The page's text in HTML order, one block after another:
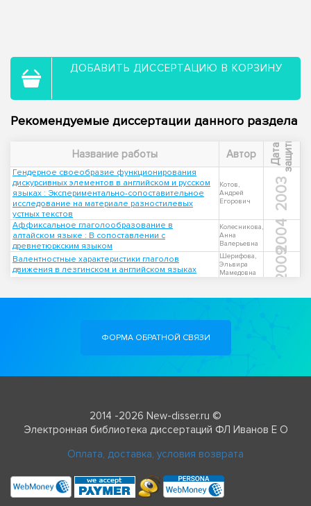
ДОБАВИТЬ ДИССЕРТАЦИЮ В КОРЗИНУ
Рекомендуемые диссертации данного раздела
Название работы Автор Д
а
т
а
з
а
щ
и
т ы
Гендерное своеобразие функционирования
дискурсивных элементов в английском и русском
языках : Экспериментально-сопоставительное
исследование на материале разностилевых
устных текстов
Котов,
Андрей
Егорович
2003
Аффиксальное глаголообразование в
алтайском языке : В сопоставлении с
древнетюркским языком
Колесникова,
Анна
Валерьевна
2004
Валентностные характеристики глаголов
движения в лезгинском и английском языках
Шерифова,
Эльвира
Мамедовна
2009
ФОРМА ОБРАТНОЙ СВЯЗИ
2014 -2026 New-disser.ru ©
Электронная библиотека диссертаций ФЛ Иванов Е О
Оплата, доставка, условия возврата